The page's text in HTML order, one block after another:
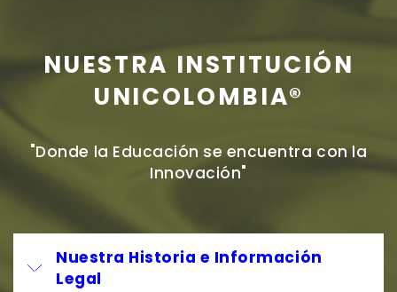
NUESTRA INSTITUCIÓN
UNICOLOMBIA®
"Donde la Educación se encuentra con la
Innovación"
Nuestra Historia e Información
Legal